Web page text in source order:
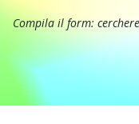
Compila il form: